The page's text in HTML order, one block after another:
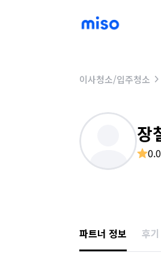
이사청소/입주청소
장
파트너 정보 후기